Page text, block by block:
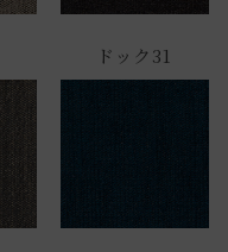
ドック31